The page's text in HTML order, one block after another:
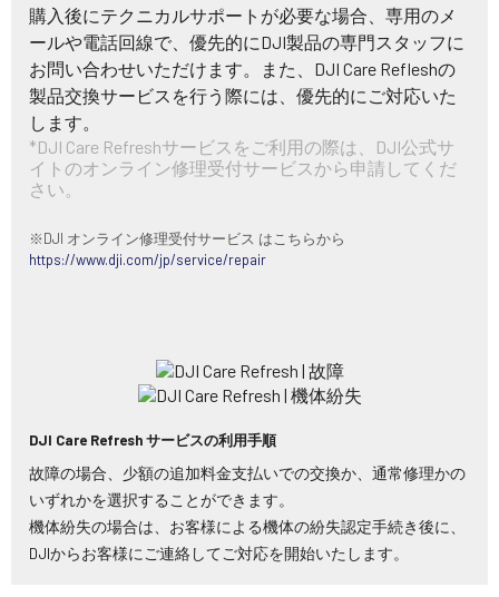
購入後にテクニカルサポートが必要な場合、専用のメ
ールや電話回線で、優先的にDJI製品の専門スタッフに
お問い合わせいただけます。また、DJI Care Refleshの
製品交換サービスを行う際には、優先的にご対応いた
します。
*DJI Care Refreshサービスをご利用の際は、DJI公式サ
イトのオンライン修理受付サービスから申請してくだ
さい。
※DJI オンライン修理受付サービス はこちらから
https://www.dji.com/jp/service/repair
DJI Care Refresh サービスの利用手順
故障の場合、少額の追加料金支払いでの交換か、通常修理かの
いずれかを選択することができます。
機体紛失の場合は、お客様による機体の紛失認定手続き後に、
DJIからお客様にご連絡してご対応を開始いたします。